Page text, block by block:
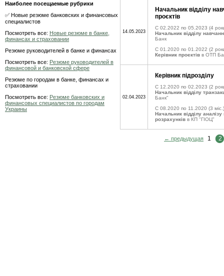
Наиболее посещаемые рубрики
✅ Новые резюме банковских и финансовых
специалистов
Посмотреть все: Новые резюме в банке,
финансах и страховании
Резюме руководителей в банке и финансах
Посмотреть все: Резюме руководителей в
финансовой и банковской сфере
Резюме по городам в банке, финансах и
страховании
Посмотреть все: Резюме банковских и
финансовых специалистов по городам
Украины
14.05.2023
Начальник відділу
проєктів
C 02.2022 по 05.2023 (4
Начальник відділу
Банк
C 01.2020 по 01.2022 (2
Керівник проєктів в ОТП
02.04.2023
Керівник підрозділу
C 12.2020 по 02.2023 (2
Начальник відділу
Банк"
C 08.2020 по 11.2020 (3 міс.)
Начальник відділу
розрахунків в КП "ГІОЦ"
← предыдущая 1 2